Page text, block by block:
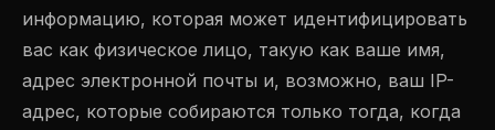
информацию, которая может идентифицировать
вас как физическое лицо, такую как ваше имя,
адрес электронной почты и, возможно, ваш IP-
адрес, которые собираются только тогда, когда